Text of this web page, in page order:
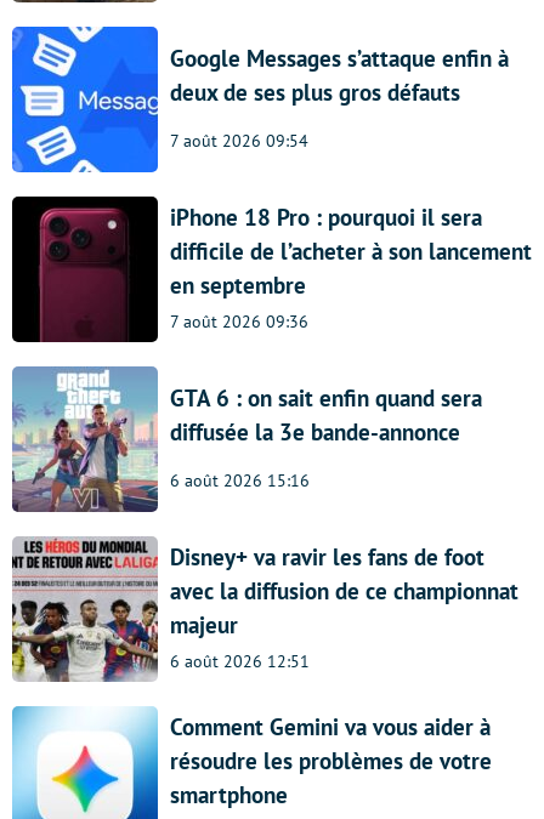
Google Messages s’attaque enfin à
deux de ses plus gros défauts
7 août 2026 09:54
iPhone 18 Pro : pourquoi il sera
difficile de l’acheter à son lancement
en septembre
7 août 2026 09:36
GTA 6 : on sait enfin quand sera
diffusée la 3e bande-annonce
6 août 2026 15:16
Disney+ va ravir les fans de foot
avec la diffusion de ce championnat
majeur
6 août 2026 12:51
Comment Gemini va vous aider à
résoudre les problèmes de votre
smartphone